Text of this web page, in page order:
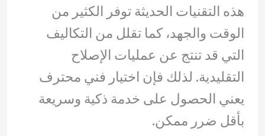
هذه التقنيات الحديثة توفر الكثير من
الوقت والجهد، كما تقلل من التكاليف
التي قد تنتج عن عمليات الإصلاح
التقليدية. لذلك فإن اختيار فني محترف
يعني الحصول على خدمة ذكية وسريعة
بأقل ضرر ممكن.